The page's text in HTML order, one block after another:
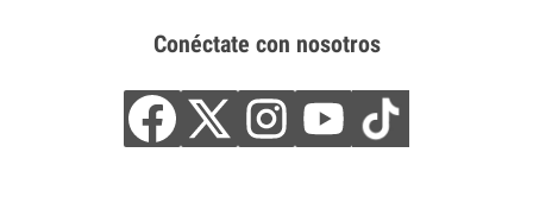
Conéctate con nosotros